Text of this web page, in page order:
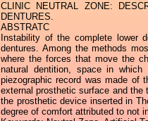
CLINIC NEUTRAL ZONE:
DENTURES.
ABSTRATC
Instability of the complete lower
dentures. Among the methods
where the forces that move the
natural dentition, space in
piezographic record was made of
external prosthetic surface and
the prosthetic device inserted in
degree of comfort attributed to not